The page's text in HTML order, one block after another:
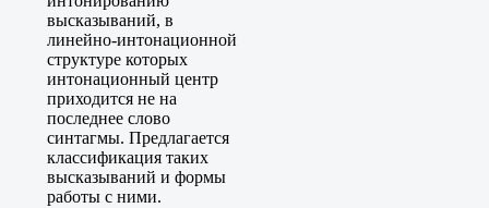
высказываний, в
линейно-интонационной
структуре которых
интонационный центр
приходится не на
последнее слово
синтагмы. Предлагается
классификация таких
высказываний и формы
работы с ними.